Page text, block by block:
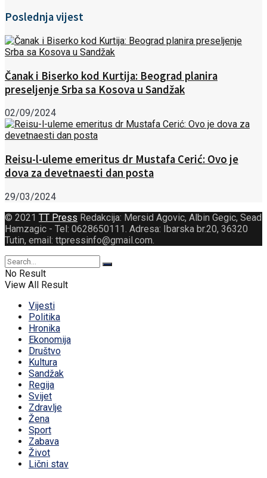
Poslednja vijest
Čanak i Biserko kod Kurtija: Beograd planira
preseljenje Srba sa Kosova u Sandžak
02/09/2024
Reisu-l-uleme emeritus dr Mustafa Cerić: Ovo je
dova za devetnaesti dan posta
29/03/2024
© 2021 TT Press Redakcija: Mersid Agovic, Albin Gegic, Sead
Hamzagic - Tel: 0628650111. Adresa: Ibarska br.20, 36320
Tutin, email: ttpressinfo@gmail.com
No Result
View All Result
Vijesti
Politika
Hronika
Ekonomija
Društvo
Kultura
Sandžak
Regija
Svijet
Zdravlje
Žena
Sport
Zabava
Život
Lični stav